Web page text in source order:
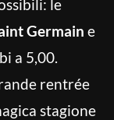
le
Germain e
a 5,00.
rentrée
stagione